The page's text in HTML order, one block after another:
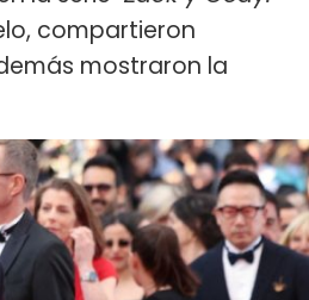
compartieron
mostraron la